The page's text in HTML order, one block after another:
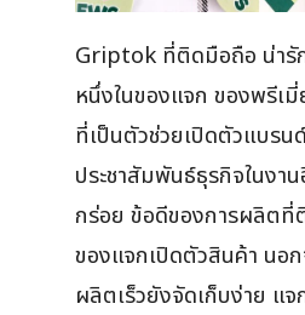
Griptok ที่ติดมือถือ น่า
หนึ่งในของแจก ของพรีเ
ที่เป็นตัวช่วยเปิดตัวแบรน
ประชาสัมพันธ์ธุรกิจในงา
กร่อย ข้อดีของการผลิตที่
ของแจกเปิดตัวสินค้า นอ
ผลิตเร็วยังจัดเก็บง่าย แจ